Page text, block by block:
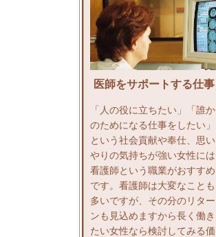
医師をサポートする仕事
「人の役に立ちたい」「誰か
のためになる仕事をしたい」
という社会貢献や奉仕、思い
やりの気持ちが強い女性には
看護師という職業がおすすめ
です。看護師は大変なことも
多いですが、その分のリター
ンも見込めますから長く働き
たい女性なら検討してみる価